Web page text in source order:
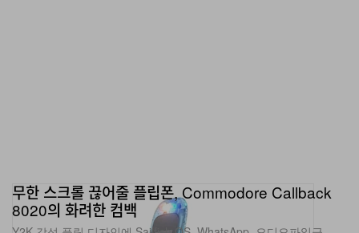
무한 스크롤 끊어줄 플립폰, Commodore Callback
8020의 화려한 컴백